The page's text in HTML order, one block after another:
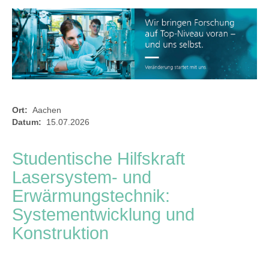
Ort: Aachen
Datum: 15.07.2026
Studentische Hilfskraft
Lasersystem- und
Erwärmungstechnik:
Systementwicklung und
Konstruktion